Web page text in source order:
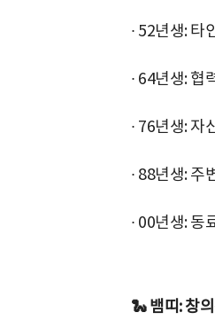
∙ 52년생: 타
∙ 64년생: 협
∙ 76년생: 자
∙ 88년생: 주
∙ 00년생: 동
🐍 뱀띠: 창